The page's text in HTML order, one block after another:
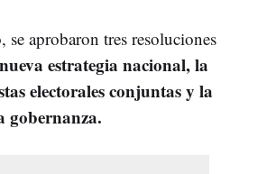
se aprobaron tres resoluciones
nueva estrategia nacional, la
electorales conjuntas y la
gobernanza.